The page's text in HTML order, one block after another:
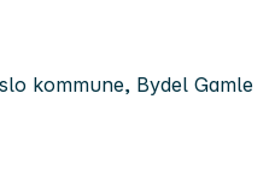
kommune, Bydel Gamle